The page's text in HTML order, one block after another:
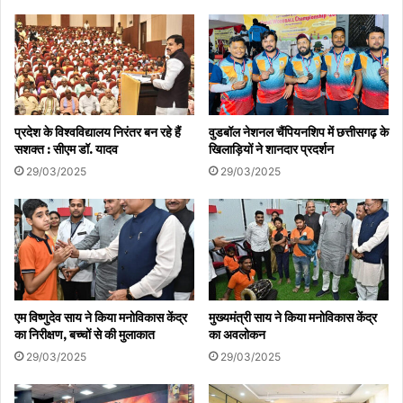
प्रदेश के विश्वविद्यालय निरंतर बन रहे हैं
सशक्त : सीएम डॉ. यादव
29/03/2025
वुडबॉल नेशनल चैंपियनशिप में छत्तीसगढ़ के
खिलाड़ियों ने शानदार प्रदर्शन
29/03/2025
एम विष्णुदेव साय ने किया मनोविकास केंद्र
का निरीक्षण, बच्चों से की मुलाकात
29/03/2025
मुख्यमंत्री साय ने किया मनोविकास केंद्र
का अवलोकन
29/03/2025